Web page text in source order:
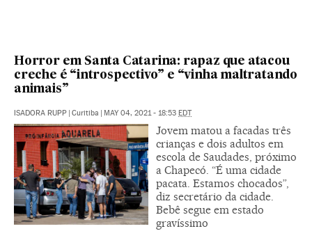
Horror em Santa Catarina: rapaz que atacou
creche é “introspectivo” e “vinha maltratando
animais”
ISADORA RUPP Curitiba MAY 04, 2021 - 18:53 EDT
Jovem matou a facadas três
crianças e dois adultos em
escola de Saudades, próximo
a Chapecó. “É uma cidade
pacata. Estamos chocados”,
diz secretário da cidade.
Bebê segue em estado
gravíssimo